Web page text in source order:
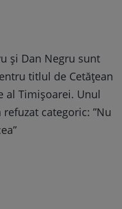
și Dan Negru sunt
titlul de Cetățean
al Timișoarei. Unul
categoric: ”Nu